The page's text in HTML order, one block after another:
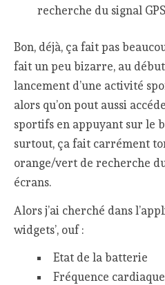
recherche du signal GPS
Bon, déjà, ça fait pas
fait un peu bizarre, au
lancement d’une activité
alors qu’on pout aussi
sportifs en appuyant sur le
surtout, ça fait carrément
orange/vert de recherche
écrans.
Alors j’ai cherché dans
widgets’, ouf :
Etat de la batterie
Fréquence cardiaque